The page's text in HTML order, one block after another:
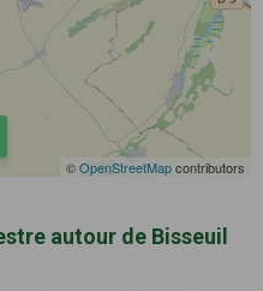
©OpenStreetMapcontributors
autour de Bisseuil